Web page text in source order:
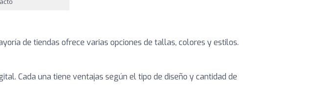
de tiendas ofrece varias opciones de tallas, colores y estilos.
Cada una tiene ventajas según el tipo de diseño y cantidad de